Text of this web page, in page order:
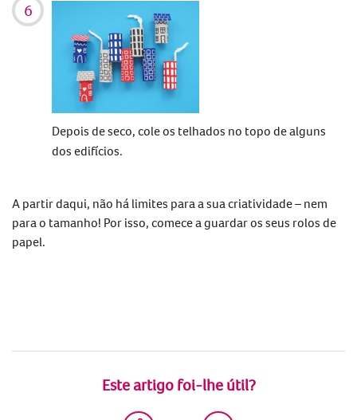
Depois de seco, cole os telhados no topo de alguns
dos edifícios.
A partir daqui, não há limites para a sua criatividade – nem
para o tamanho! Por isso, comece a guardar os seus rolos de
papel.
Este artigo foi-lhe útil?